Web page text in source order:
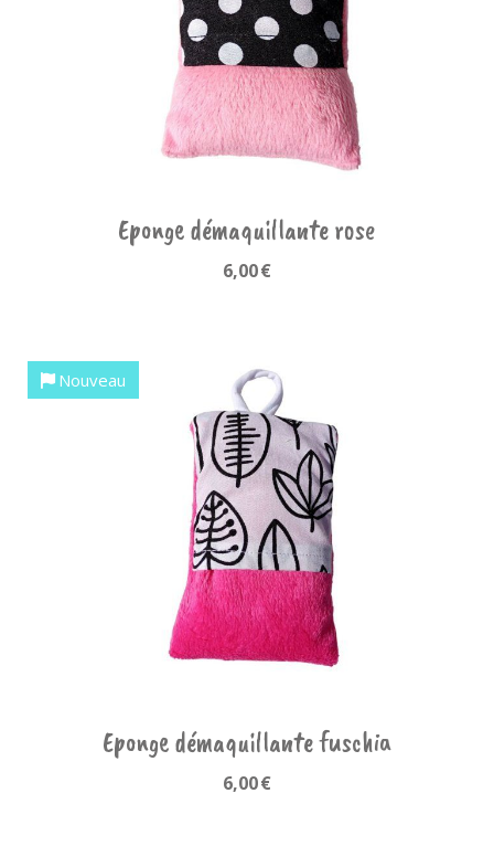
Eponge démaquillante rose
6,00€
Nouveau
Eponge démaquillante fuschia
6,00€